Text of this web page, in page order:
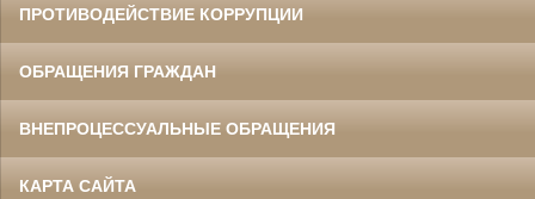
ПРОТИВОДЕЙСТВИЕ КОРРУПЦИИ
ОБРАЩЕНИЯ ГРАЖДАН
ВНЕПРОЦЕССУАЛЬНЫЕ ОБРАЩЕНИЯ
КАРТА САЙТА